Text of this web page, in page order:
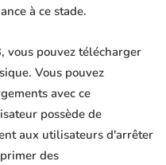
à ce stade.
vous pouvez télécharger
Vous pouvez
avec ce
possède de
aux utilisateurs d'arrêter
des